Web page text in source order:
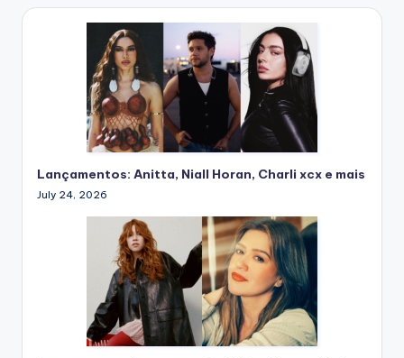
Lançamentos: Anitta, Niall Horan, Charli xcx e mais
July 24, 2026